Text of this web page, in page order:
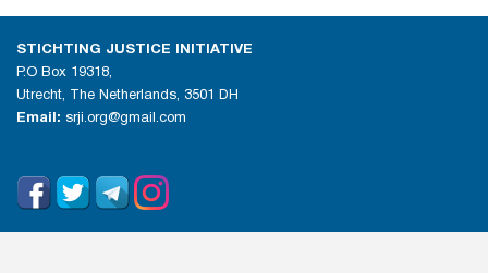
STICHTING JUSTICE INITIATIVE
P.O Box 19318,
Utrecht, The Netherlands, 3501 DH
Email: srji.org@gmail.com